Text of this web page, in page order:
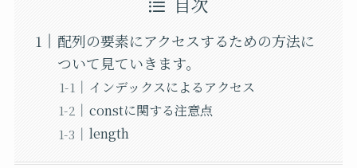
配列の要素にアクセスするための方法に
ついて見ていきます。
インデックスによるアクセス
constに関する注意点
length